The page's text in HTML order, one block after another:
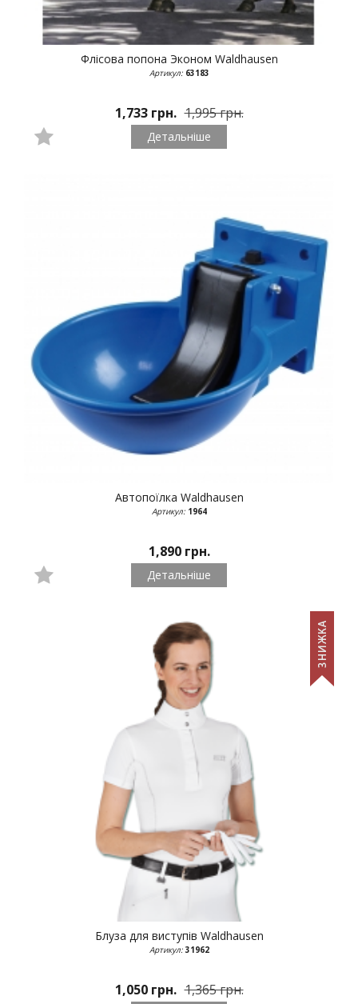
Флісова попона Эконом Waldhausen
Артикул:63183
1,733 грн. 1,995 грн.
Детальніше
Автопоїлка Waldhausen
Артикул:1964
1,890 грн.
Детальніше
Блуза для виступів Waldhausen
Артикул:31962
1,050 грн. 1,365 грн.